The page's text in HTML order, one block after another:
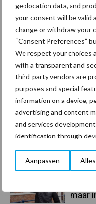
geolocation data, and
your consent will be valid
change or withdraw your
“Consent Preferences”
We respect your choices
with a transparent and
third-party vendors are
purposes and special
information on a device,
advertising and content
and services
identification through
Aanpassen
Primaire
Sidebar
Recent nieuws
30 dec
29 dec
maar